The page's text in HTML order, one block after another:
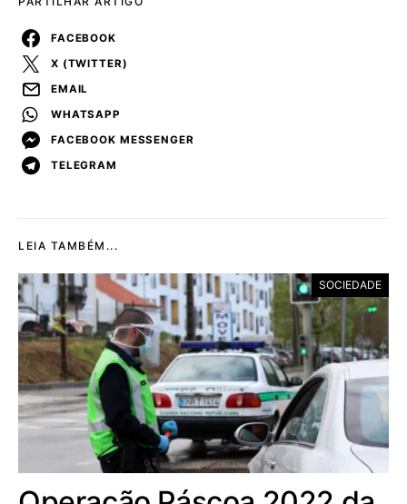
FACEBOOK
X (TWITTER)
EMAIL
WHATSAPP
FACEBOOK MESSENGER
TELEGRAM
LEIA TAMBÉM...
SOCIEDADE